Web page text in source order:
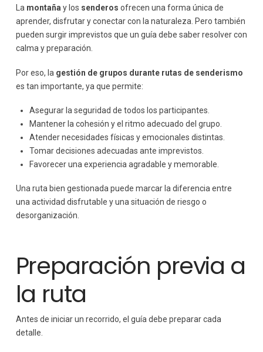
La montaña y los senderos ofrecen una forma única de
aprender, disfrutar y conectar con la naturaleza. Pero también
pueden surgir imprevistos que un guía debe saber resolver con
calma y preparación.
Por eso, la gestión de grupos durante rutas de senderismo
es tan importante, ya que permite:
Asegurar la seguridad de todos los participantes.
Mantener la cohesión y el ritmo adecuado del grupo.
Atender necesidades físicas y emocionales distintas.
Tomar decisiones adecuadas ante imprevistos.
Favorecer una experiencia agradable y memorable.
Una ruta bien gestionada puede marcar la diferencia entre
una actividad disfrutable y una situación de riesgo o
desorganización.
Preparación previa a
la ruta
Antes de iniciar un recorrido, el guía debe preparar cada
detalle.